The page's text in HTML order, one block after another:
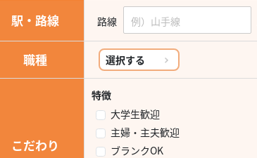
駅・路線 路線
職種 選択する
こだわり
特徴
大学生歓迎
主婦・主夫歓迎
ブランクOK